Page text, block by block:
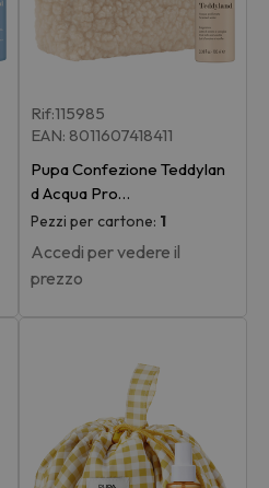
Rif:115985
EAN: 8011607418411
Pupa Confezione Teddylan
d Acqua Pro…
Pezzi per cartone: 1
Accedi per vedere il
prezzo